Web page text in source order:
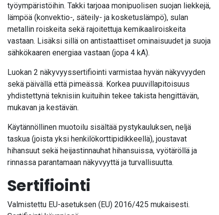
työympäristöihin. Takki tarjoaa monipuolisen suojan liekkejä,
lämpöä (konvektio-, säteily- ja kosketuslämpö), sulan
metallin roiskeita sekä rajoitettuja kemikaaliroiskeita
vastaan. Lisäksi sillä on antistaattiset ominaisuudet ja suoja
sähkökaaren energiaa vastaan (jopa 4 kA).
Luokan 2 näkyvyyssertifiointi varmistaa hyvän näkyvyyden
sekä päivällä että pimeässä. Korkea puuvillapitoisuus
yhdistettynä teknisiin kuituihin tekee takista hengittävän,
mukavan ja kestävän.
Käytännöllinen muotoilu sisältää pystykauluksen, neljä
taskua (joista yksi henkilökorttipidikkeellä), joustavat
hihansuut sekä heijastinnauhat hihansuissa, vyötäröllä ja
rinnassa parantamaan näkyvyyttä ja turvallisuutta.
Sertifiointi
Valmistettu EU-asetuksen (EU) 2016/425 mukaisesti.